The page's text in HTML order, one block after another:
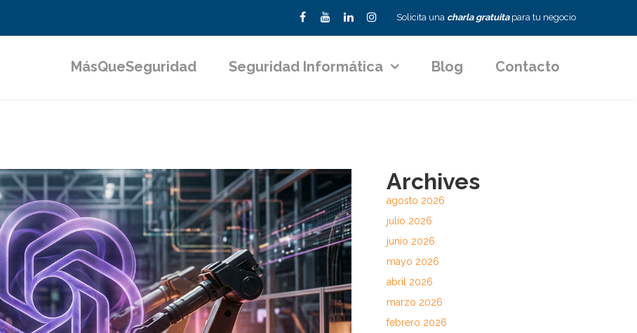
Solicita una charla gratuitapara tu negocio
MásQueSeguridad Seguridad Informática Blog Contacto
Archives
agosto 2026
julio 2026
junio 2026
mayo 2026
abril 2026
marzo 2026
febrero 2026